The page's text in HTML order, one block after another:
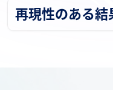
再現性のある結